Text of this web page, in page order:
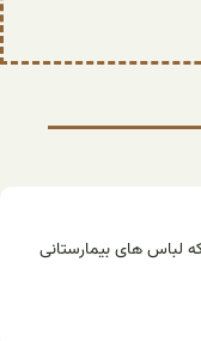
لباس های بیمارستانی